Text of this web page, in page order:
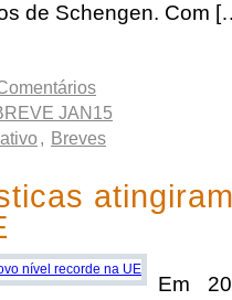
de Schengen. Com
JAN15
, Breves
Em